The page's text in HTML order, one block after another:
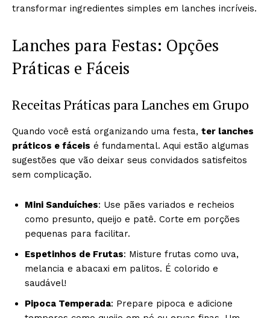
transformar ingredientes simples em lanches incríveis.
Lanches para Festas: Opções
Práticas e Fáceis
Receitas Práticas para Lanches em Grupo
Quando você está organizando uma festa, ter lanches
práticos e fáceis é fundamental. Aqui estão algumas
sugestões que vão deixar seus convidados satisfeitos
sem complicação.
Mini Sanduíches: Use pães variados e recheios
como presunto, queijo e patê. Corte em porções
pequenas para facilitar.
Espetinhos de Frutas: Misture frutas como uva,
melancia e abacaxi em palitos. É colorido e
saudável!
Pipoca Temperada: Prepare pipoca e adicione